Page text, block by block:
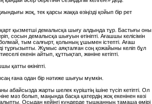
жоқ, тек қарсы жаққа өзіңізді қойып бір рет
қызметші демалысқа шығу алдында тұр. Бастығы оны
сосын демалысқа шығуын өтініпті. Ағашшы келісімін
тым салғырт, қолының ұшымен істепті. Ағаш
тұрғызыпты. Жұмыс аяқталған соң қожайыны келіп бұл
екенін айтып, құттықтап, жөніне кетіпті.
қатты өкініпті.
ғана одан бір нәтиже шығуы мүмкін.
абайсызда жарты шелек күріштің ішіне түсіп кетіпті. Ол
мәз болып, маңында басқа қатердің жоқ екенінен көзі
Осыдан кейінгі күндерде тышқанның тамаша өмірі